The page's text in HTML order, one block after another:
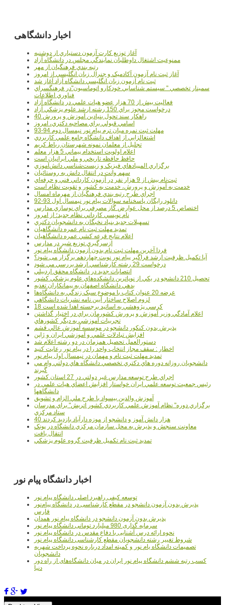
اخبار دانشگاهی
آغاز توزيع کارت آزمون دستياري از دوشنبه
ممنوعيت اشتغال داوطلبان نمايندگي مجلس در دانشگاه آزاد
رتبه بندي فرهنگيان از مهر
آغاز ثبت نام آزمون آکادميک و جنرال زبان انگليسي از امروز
ثبت نام آزمون زبان انگليسي دانشگاه آزاد آغاز شد
سمينار تخصصي " سيستم شناسايي خودکارو اتوماسيون"در فرهنگسراي
فناوري اطلاعات
فعاليت بيش از 70 هزار عضو هيات علمي در دانشگاه آزاد
درخواست مجوز براي 150 رشته ارشد علوم پزشکي آزاد
40 راهکار سند تحول بنيادين آموزش و پرورش
اسامي قبولي براي مصاحبه دکتري، امروز
مهلت ثبت نمره میان ترم پیام نور نیمسال دوم 94-93
اشتغالزايي از اهداف دانشگاه جامع علمي کاربردي
تجليل از معلمان نمونه شهرستان رباط کريم
اعلام اولويت استخدام پيماني 5 هزار معلم
حافظ حافظه تاريخي و ملي ايرانيان است
برگزاري المپيادهاي فيزيک و زيست‌شناسي دانش‌آموزي
سهم وانت در انتقال دانش به روستائيان
ثبت‌نام بيش از 9 هزار نفر در آزمون کارداني فني و حرفه‌اي
خدمت به آموزش و پرورش، خدمت به کشور و تقويت نظام است
اجراي طرح رتبه بندي فرهنگيان از مهرماه امسال
دانلود رایگان پاسخنامه سوالات پیام نور نیمسال اول 93-92
اختصاص 5 درصد از محل عوارض گاز مصرفي براي نوسازي مدارس
نام نويسي کارداني نظام جديد؛ از امروز
تسهيلات جديد بنياد نخبگان به دانشجويان دکتري
تمديد مهلت ثبت نام عمره دانشگاهيان
اعلام نتايج قرعه کشي عمره دانشگاهيان
ازسرگيري توزيع شير در مدارس
فردا آخرین مهلت ثبت نام بدون آزمون دانشگاه پیام نور
آیا تکمیل ظرفیت ارشد فراگیر پیام نور نوبت چهاردهم برگزار می شود؟
درخواست 29 رشته کارشناسي ارشد بررسي مي شود
انتصابات جديد در دانشگاه محقق اردبيلي
تحصيل 210 دانشجو در يکي از نوپاترين دانشکده‌هاي علوم پزشکي کشور
بدهي دانشگاه اصفهان به پيمانکاران تغذيه
عرضه 20 عنوان کتاب با موضوع سبک زندگي به دانشگاه‌ها
لزوم اصلاح ساختار آيين نامه نشريات دانشگاهي
18 کرسي پژوهشي به اساتيد برجسته اهدا شده است
اعلام آمادگي وزير آموزش و پرورش کشورمان براي در اختيار گذاشتن
تجربيات آموزشي به ديگر کشورهاي
پذيرش بدون کنکور دانشجو در موسسه آموزش عالي قشم
افزايش تبادلات علمي و آموزشي ايران و ژاپن
دستورالعمل تحصیل همزمان در دو رشته اعلام شد
اخطار : سقف مجاز انتخاب واحد را در پیام نور رعایت کنید
تمدید مهلت ثبت نام و مهمان در نیمسال اول پیام نور
دانشجويان روزانه دوره هاي دكتري تخصصي دانشگاه هاي دولتي وام مي
گيرند
اجراي طرح توسعه مدارس غير دولتي در 27 استان کشور
رئيس جمعيت توسعه علمي ايران خواستار افزايش اعضاي هيات علمي در
دانشگاهها
آموزش والدين بيسواد با طرح ملي الزام و تشويق
برگزاري دوره" نظام آموزش علمي كاربردي كشور اتريش" براي مدرسان
ستاد مرکزي
40 هزار دانش آموز و دانشجو از موزه دارآباد بازديد کردند
معاونت سنجش و پذيرش به محل سازمان مرکزي دانشگاه در پونک
انتقال يافت
تمديد ثبت نام تکميل ظرفيت گروه علوم پزشکي
اخبار دانشگاه پیام نور
توسعه کیفی راهبرد اصلی دانشگاه پیام نور
پذیرش بدون آزمون دانشجو در مقطع کارشناسی در دانشگاه پیام‌نور
فارس
پذیرش بدون آزمون دانشجو در دانشگاه پیام نور همدان
سرمایه گذاری 980 میلیارد تومانی دانشگاه پیام نور
نحوه ارائه درس آشنایی با دفاع مقدس در دانشگاه پیام نور
شروط تغییر رشته دانشجویان مقطع کارشناسی دانشگاه پیام نور
تصمیمات دانشگاه یام نور و کمیته امداد درباره نحوه پرداخت شهریه
دانشجویان
کسب رتبه ششم دانشگاه پیام نور ایران در میان دانشگاه‌های از راه دور
دنیا